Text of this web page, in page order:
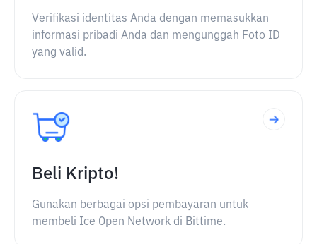
Verifikasi identitas Anda dengan memasukkan
informasi pribadi Anda dan mengunggah Foto ID
yang valid.
Beli Kripto!
Gunakan berbagai opsi pembayaran untuk
membeli Ice Open Network di Bittime.